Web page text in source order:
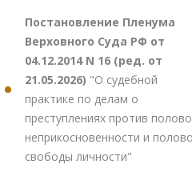
Постановление Пленума
Верховного Суда РФ от
04.12.2014 N 16 (ред. от
21.05.2026) "О судебной
практике по делам о
преступлениях против
неприкосновенности и
свободы личности"